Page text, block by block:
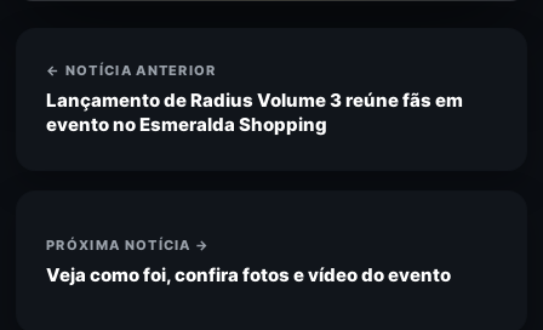
← NOTÍCIA ANTERIOR
Lançamento de Radius Volume 3 reúne fãs em
evento no Esmeralda Shopping
PRÓXIMA NOTÍCIA →
Veja como foi, confira fotos e vídeo do evento